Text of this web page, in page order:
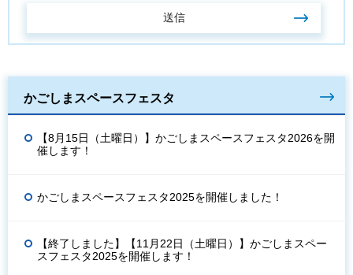
かごしまスペースフェスタ
【8月15日（土曜日）】かごしまスペースフェスタ2026を開
催します！
かごしまスペースフェスタ2025を開催しました！
【終了しました】【11月22日（土曜日）】かごしまスペー
スフェスタ2025を開催します！